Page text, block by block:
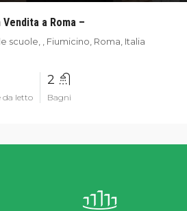
a Roma –
scuole, , Fiumicino, Roma, Italia
da letto
2
Bagni